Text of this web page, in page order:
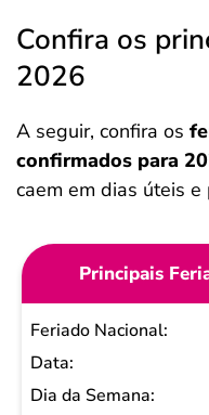
Confira os
2026
A seguir, confira os
confirmados para
caem em dias úteis
Principais
Feriado
Nacional
Data